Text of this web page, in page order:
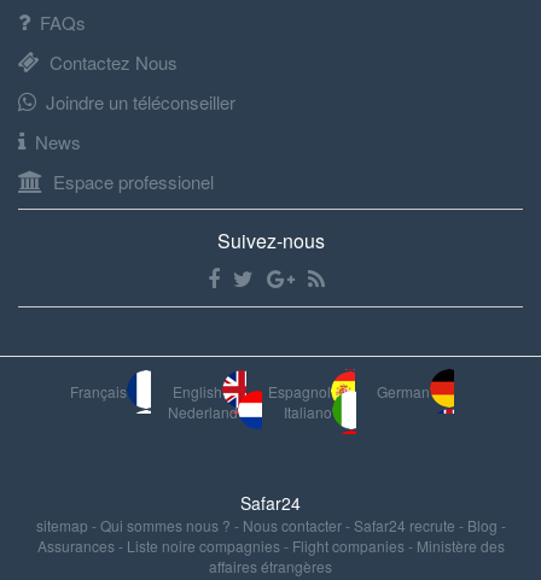
FAQs
Contactez Nous
Joindre un téléconseiller
News
Espace professionel
Suivez-nous
Français English Espagnol
German
Nederland
Italiano
Safar24
sitemap -Qui sommes nous ? - Nous contacter-Safar24 recrute - Blog -
Assurances- Liste noire compagnies- Flight companies- Ministère des
affaires étrangères